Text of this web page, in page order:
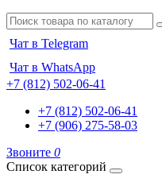
Чат в Telegram
Чат в WhatsApp
+7 (812) 502-06-41
+7 (812) 502-06-41
+7 (906) 275-58-03
Звоните 0
Список категорий